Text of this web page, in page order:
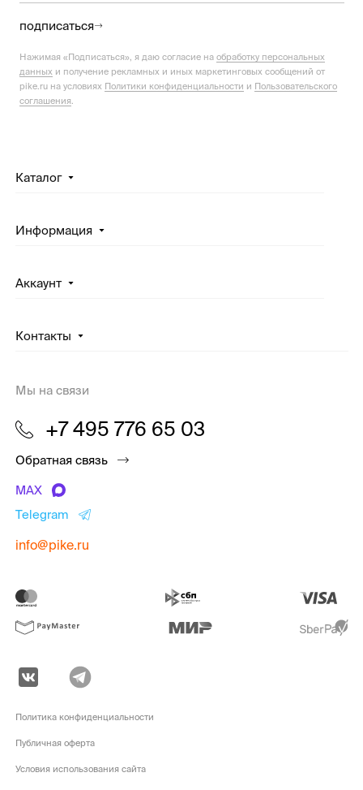
подписаться
Нажимая «Подписаться», я даю согласие на обработку персональных
данных и получение рекламных и иных маркетинговых сообщений от
pike.ru на условиях Политики конфиденциальности и Пользовательского
соглашения
Каталог
Информация
Аккаунт
Контакты
Мы на связи
+7 495 776 65 03
Обратная связь
MAX
Telegram
info@pike.ru
Политика конфиденциальности
Публичная оферта
Условия использования сайта